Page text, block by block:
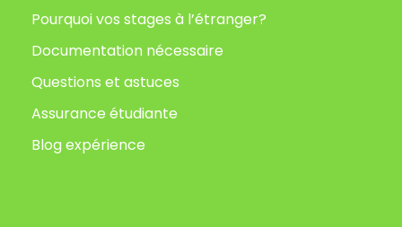
Pourquoi vos stages à l’étranger?
Documentation nécessaire
Questions et astuces
Assurance étudiante
Blog expérience